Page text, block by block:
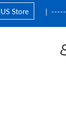
Store | -----